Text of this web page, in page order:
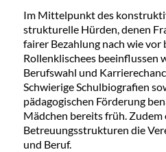
Im Mittelpunkt des
strukturelle Hürden, denen
fairer Bezahlung nach wie vor
Rollenklischees beeinflussen
Berufswahl und
Schwierige Schulbiografien
pädagogischen Förderung
Mädchen bereits früh. Zudem
Betreuungsstrukturen die
und Beruf.